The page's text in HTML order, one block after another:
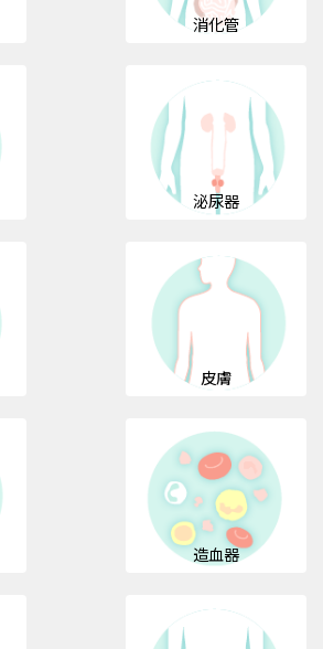
消化管
泌尿器
皮膚
造血器